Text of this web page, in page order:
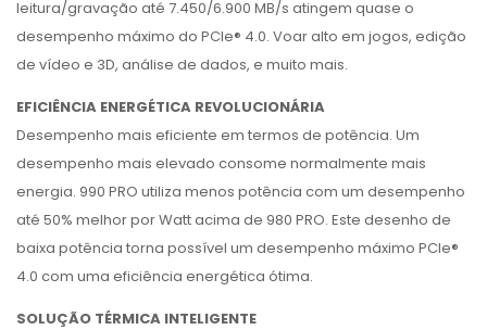
leitura/gravação até 7.450/6.900 MB/s atingem quase o
desempenho máximo do PCIe® 4.0. Voar alto em jogos, edição
de vídeo e 3D, análise de dados, e muito mais.
EFICIÊNCIA ENERGÉTICA REVOLUCIONÁRIA
Desempenho mais eficiente em termos de potência. Um
desempenho mais elevado consome normalmente mais
energia. 990 PRO utiliza menos potência com um desempenho
até 50% melhor por Watt acima de 980 PRO. Este desenho de
baixa potência torna possível um desempenho máximo PCIe®
4.0 com uma eficiência energética ótima.
SOLUÇÃO TÉRMICA INTELIGENTE